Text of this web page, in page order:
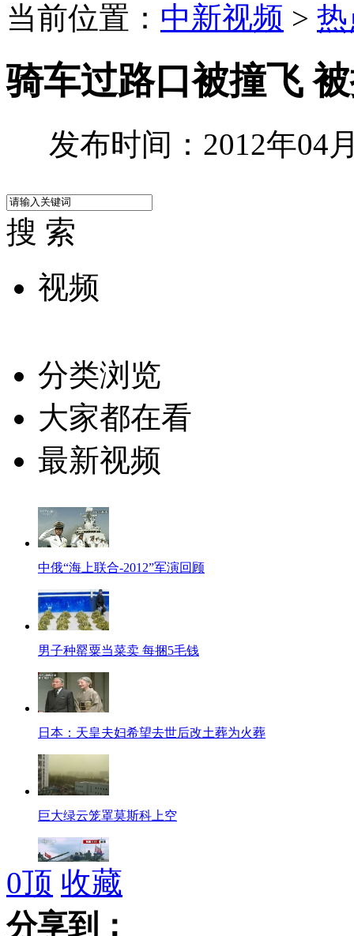
当前位置： 中新视频 >
骑车过路口被撞飞
发布时间：2012年04
搜 索
视频
分类浏览
大家都在看
最新视频
中俄“海上联合-2012”军演回顾
男子种罂粟当菜卖 每捆5毛钱
日本：天皇夫妇希望去世后改土葬为火葬
巨大绿云笼罩莫斯科上空
韩媒：朝暗示将发动比炮击延坪岛更强的袭击
0顶 收藏
分享到：